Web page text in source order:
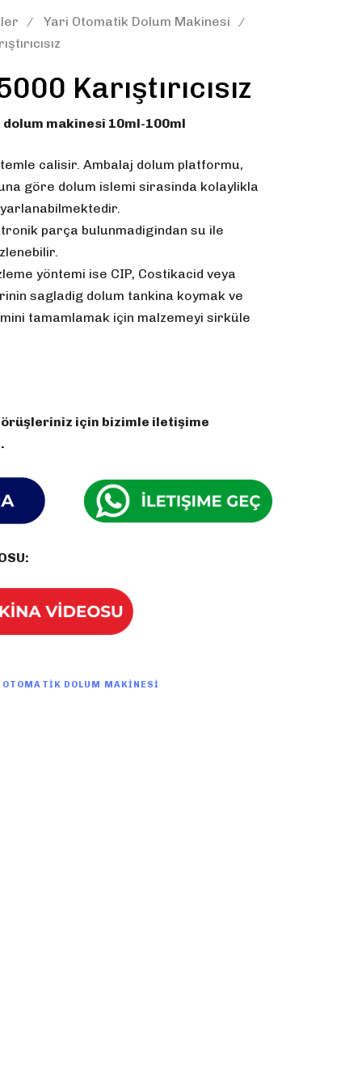
Yari Otomatik Dolum Makinesi
Karıştırıcısız
makinesi 10ml-100ml
calisir. Ambalaj dolum platformu,
göre dolum islemi sirasinda kolaylikla
parça bulunmadigindan su ile
yöntemi ise CIP, Costikacid veya
sagladig dolum tankina koymak ve
tamamlamak için malzemeyi sirküle
için bizimle iletişime
OTOMATIK DOLUM MAKINESI